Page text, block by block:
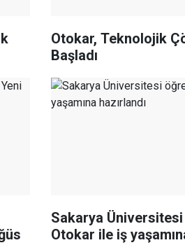
Otokar, Teknolojik
Başladı
Sakarya
Otokar ile iş